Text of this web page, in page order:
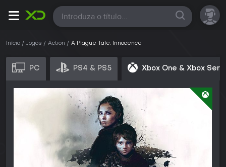
Todas
Início Jogos Action A Plague Tale: Innocence
PC PS4 & PS5 Xbox One & Xbox